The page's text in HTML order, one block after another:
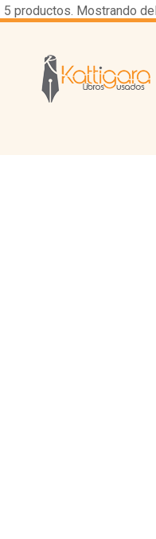
5 productos. Mostrando
Librería Kattigara